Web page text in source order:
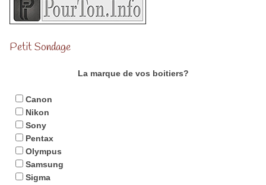
Petit Sondage
La marque de vos boitiers?
Canon
Nikon
Sony
Pentax
Olympus
Samsung
Sigma